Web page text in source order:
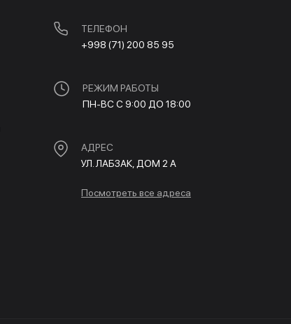
ТЕЛЕФОН
+998 (71) 200 85 95
РЕЖИМ РАБОТЫ
ПН-ВС С 9:00 ДО 18:00
АДРЕС
УЛ. ЛАБЗАК, ДОМ 2 A
Посмотреть все адреса